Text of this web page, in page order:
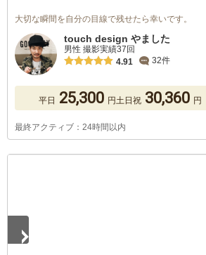
大切な瞬間を自分の目線で残せたら幸いです。
touch design やました
男性 撮影実績37回
4.91
32件
平日 25,300 円土日祝 30,360 円
最終アクティブ：24時間以内